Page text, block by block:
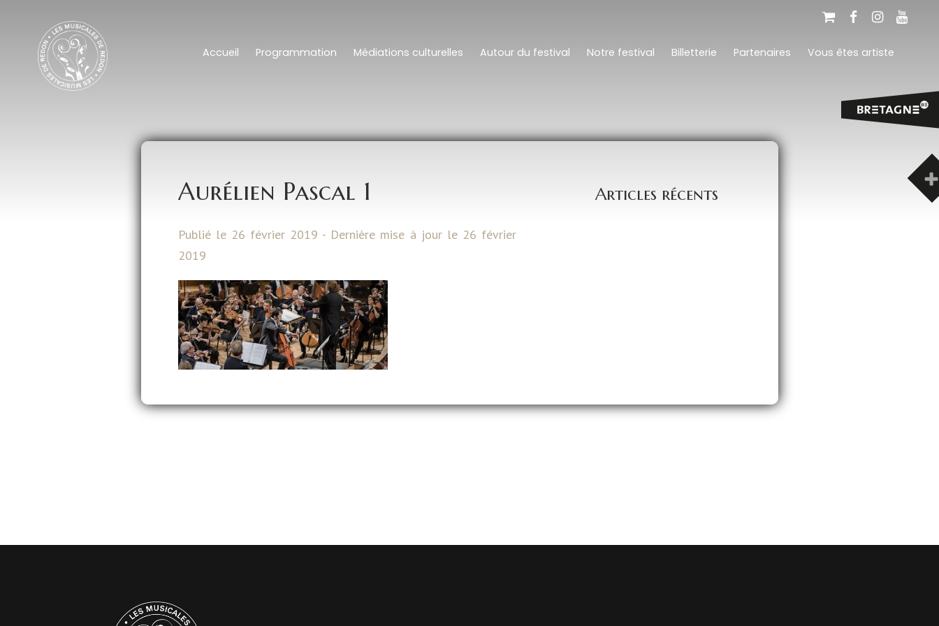
Accueil Programmation Médiations culturelles Autour du festival Notre festival Billetterie Partenaires Vous êtes artiste
Aurélien Pascal 1
Publié le 26 février 2019 - Dernière mise à jour le 26 février
2019
Articles récents